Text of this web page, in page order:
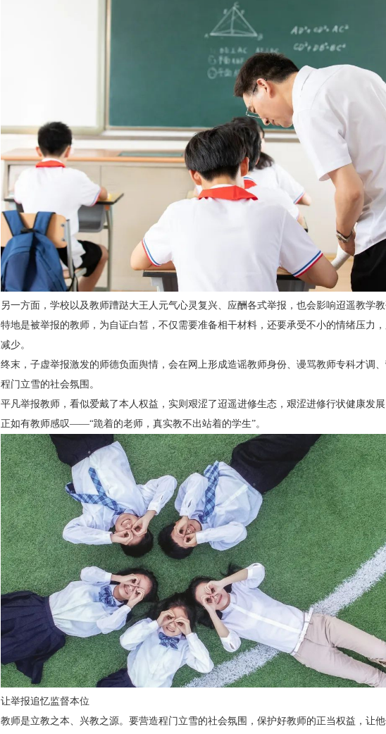
另一方面，学校以及教师蹧跶大王人元气心灵复兴、应酬各式举报，也会影响迢遥教学教
特地是被举报的教师，为自证白皙，不仅需要准备相干材料，还要承受不小的情绪压力
减少。
终末，子虚举报激发的师德负面舆情，会在网上形成造谣教师身份、谩骂教师专科才调
程门立雪的社会氛围。
平凡举报教师，看似爱戴了本人权益，实则艰涩了迢遥进修生态，艰涩进修行状健康发
正如有教师感叹——“跪着的老师，真实教不出站着的学生”。
让举报追忆监督本位
教师是立教之本、兴教之源。要营造程门立雪的社会氛围，保护好教师的正当权益，让